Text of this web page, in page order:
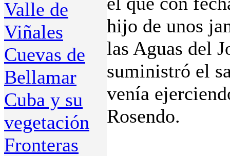
Valle de
Viñales
Cuevas de
Bellamar
Cuba y su
vegetación
Fronteras
hijo de unos
las Aguas del
suministró el
venía
Rosendo.